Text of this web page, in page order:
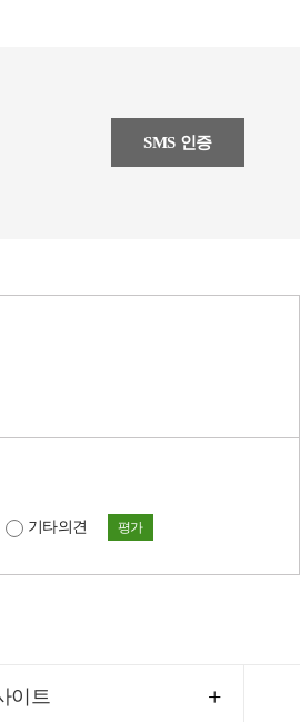
SMS 인증
기타의견 평가
이트